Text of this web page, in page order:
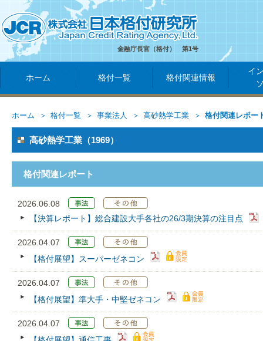
金融庁長官（格付） 第1号
ホーム 格付一覧 格付関連情報
イ
ホーム 格付一覧 事業法人 高砂熱学工業 格付関連レポー
高砂熱学工業（1969）
格付関連レポート
2026.06.08
【決算レポート】総合建設大手各社の26/3期決算の注目点
2026.04.07
【格付展望】スーパーゼネコン
2026.04.07
【格付展望】準大手・中堅ゼネコン
2026.04.07